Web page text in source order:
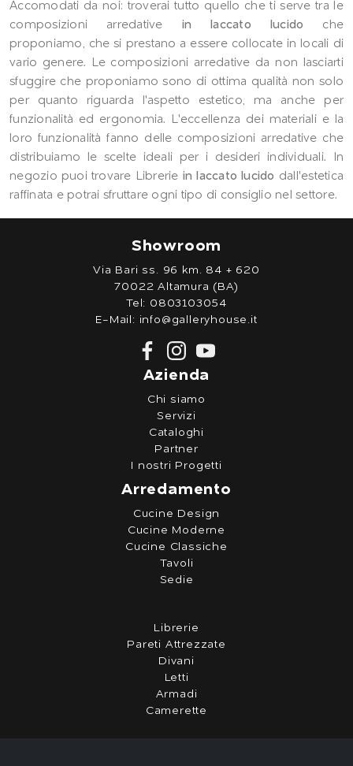
Accomodati da noi: troverai tutto quello che ti serve tra le
composizioni arredative in laccato lucido che
proponiamo, che si prestano a essere collocate in locali di
vario genere. Le composizioni arredative da non lasciarti
sfuggire che proponiamo sono di ottima qualità non solo
per quanto riguarda l'aspetto estetico, ma anche per
funzionalità ed ergonomia. L'eccellenza dei materiali e la
loro funzionalità fanno delle composizioni arredative che
distribuiamo le scelte ideali per i desideri individuali. In
negozio puoi trovare Librerie in laccato lucido dall'estetica
raffinata e potrai sfruttare ogni tipo di consiglio nel settore.
Showroom
Via Bari ss. 96 km. 84 + 620
70022 Altamura (BA)
Tel: 0803103054
E-Mail: info@galleryhouse.it
Azienda
Chi siamo
Servizi
Cataloghi
Partner
I nostri Progetti
Arredamento
Cucine Design
Cucine Moderne
Cucine Classiche
Tavoli
Sedie
Librerie
Pareti Attrezzate
Divani
Letti
Armadi
Camerette